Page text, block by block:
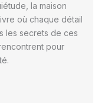
la maison
où chaque détail
les secrets de ces
pour